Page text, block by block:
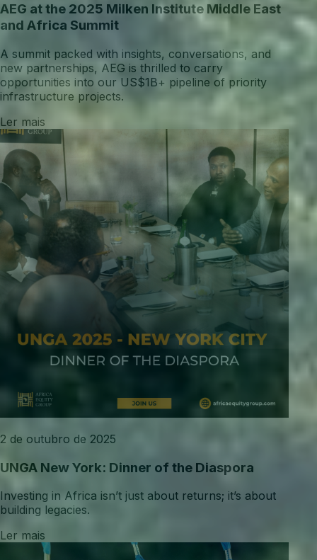
AEG at the 2025 Milken Institute Middle East
and Africa Summit
A summit packed with insights, conversations, and
new partnerships, AEG is thrilled to carry
opportunities into our US$1B+ pipeline of priority
infrastructure projects.
Ler mais
2 de outubro de 2025
UNGA New York: Dinner of the Diaspora
Investing in Africa isn’t just about returns; it’s about
building legacies.
Ler mais